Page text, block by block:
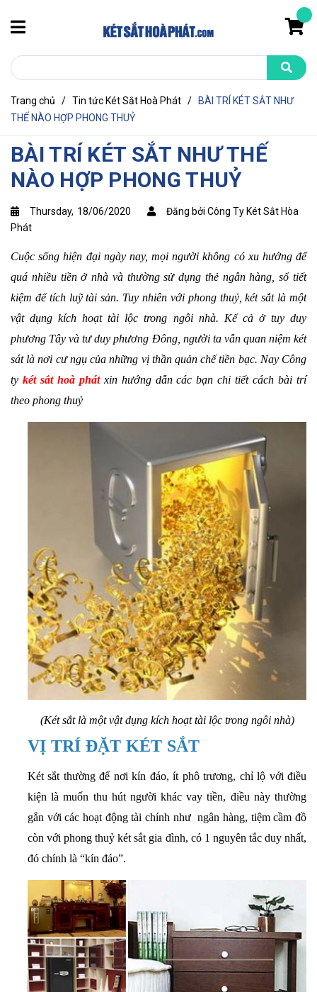
Trang chủ / Tin tức Két Sắt Hoà Phát /
BÀI TRÍ KÉT SẮT NHƯ
THẾ NÀO HỢP PHONG THUỶ
BÀI TRÍ KÉT SẮT NHƯ THẾ
NÀO HỢP PHONG THUỶ
Thursday, 18/06/2020
Đăng bởi Công Ty Két Sắt Hòa
Phát
Cuộc sống hiện đại ngày nay, mọi người không có xu hướng để
quá nhiều tiền ở nhà và thường sử dụng thẻ ngân hàng, sổ tiết
kiệm để tích luỹ tài sản. Tuy nhiên với phong thuỷ, két sắt là một
vật dụng kích hoạt tài lộc trong ngôi nhà. Kể cả ở tuy duy
phương Tây và tư duy phương Đông, người ta vẫn quan niệm két
sát là nơi cư ngụ của những vị thần quản chế tiền bạc. Nay Công
ty két sắt hoà phát xin hướng dẫn các bạn chi tiết cách bài trí
theo phong thuỷ
(Két sắt là một vật dụng kích hoạt tài lộc trong ngôi nhà)
VỊ TRÍ ĐẶT KÉT SẮT
Két sắt thường để nơi kín đáo, ít phô trương, chỉ lộ với điều
kiện là muốn thu hút người khác vay tiền, điều này thường
gắn với các hoạt động tài chính như ngân hàng, tiệm cầm đồ
còn với phong thuỷ két sắt gia đình, có 1 nguyên tắc duy nhất,
đó chính là “kín đáo”.